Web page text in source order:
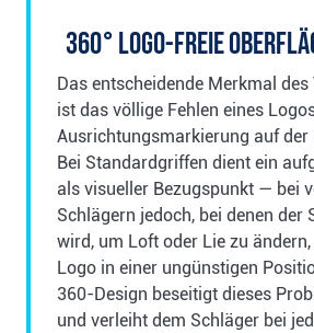
360° logo-freie
Das entscheidende Merkmal
ist das völlige Fehlen eines
Ausrichtungsmarkierung auf der
Bei Standardgriffen dient ein
als visueller Bezugspunkt — bei
Schlägern jedoch, bei denen der
wird, um Loft oder Lie zu
Logo in einer ungünstigen
360-Design beseitigt dieses
und verleiht dem Schläger bei